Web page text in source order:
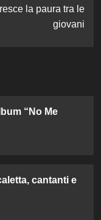
la paura tra le
giovani
“No Me
cantanti e